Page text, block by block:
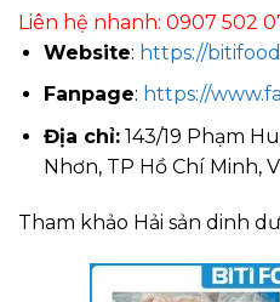
Liên hệ nhanh: 0907 502
Website: https://
Fanpage: https://
Địa chỉ:143/19 Phạm
Nhơn, TP Hồ Chí Minh,
Tham khảo Hải sản dinh